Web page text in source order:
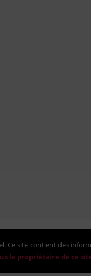
Ce site contient des
le propriétaire de ce